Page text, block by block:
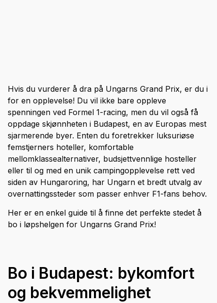
Hvis du vurderer å dra på Ungarns Grand Prix, er du i
for en opplevelse! Du vil ikke bare oppleve
spenningen ved Formel 1-racing, men du vil også få
oppdage skjønnheten i Budapest, en av Europas mest
sjarmerende byer. Enten du foretrekker luksuriøse
femstjerners hoteller, komfortable
mellomklassealternativer, budsjettvennlige hosteller
eller til og med en unik campingopplevelse rett ved
siden av Hungaroring, har Ungarn et bredt utvalg av
overnattingssteder som passer enhver F1-fans behov.
Her er en enkel guide til å finne det perfekte stedet å
bo i løpshelgen for Ungarns Grand Prix!
Bo i Budapest: bykomfort
og bekvemmelighet